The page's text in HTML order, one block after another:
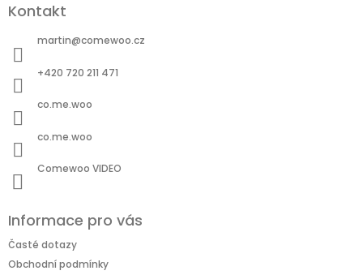
pKontakt
martin@comewoo.cz
+420 720 211 471
co.me.woo
co.me.woo
Comewoo VIDEO
Informace pro vás
Časté dotazy
Obchodní podmínky